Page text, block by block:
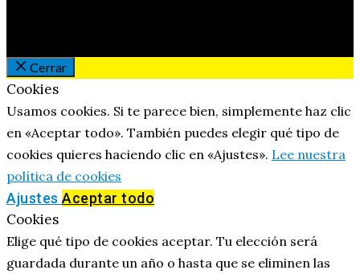
Cerrar
Cookies
Usamos cookies. Si te parece bien, simplemente haz clic
en «Aceptar todo». También puedes elegir qué tipo de
cookies quieres haciendo clic en «Ajustes». Lee nuestra
política de cookies
Ajustes Aceptar todo
Cookies
Elige qué tipo de cookies aceptar. Tu elección será
guardada durante un año o hasta que se eliminen las